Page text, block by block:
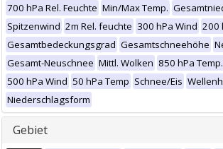
700 hPa Rel. Feuchte Min/Max Temp.
Spitzenwind 2m Rel. feuchte 300 hPa Wind 200
Gesamtbedeckungsgrad Gesamtschneehöhe
Gesamt-Neuschnee Mittl. Wolken 850 hPa
500 hPa Wind 50 hPa Temp Schnee/Eis
Niederschlagsform
Gebiet